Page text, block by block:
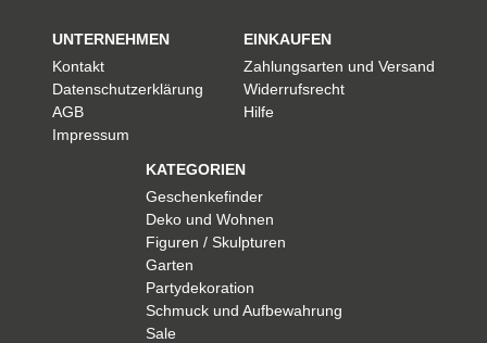
UNTERNEHMEN
Kontakt
Datenschutzerklärung
AGB
Impressum
EINKAUFEN
Zahlungsarten und Versand
Widerrufsrecht
Hilfe
KATEGORIEN
Geschenkefinder
Deko und Wohnen
Figuren / Skulpturen
Garten
Partydekoration
Schmuck und Aufbewahrung
Sale